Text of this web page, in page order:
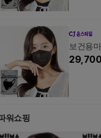
보건용
29,700
워쇼핑